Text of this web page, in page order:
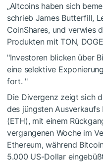
„Altcoins haben sich
schrieb James Butterfill,
CoinShares, und verwies
Produkten mit TON,
"Investoren blicken über
eine selektive
fort. "
Die Divergenz zeigt sich
des jüngsten
(ETH), mit einem
vergangenen Woche im
Ethereum, während
5.000 US-Dollar